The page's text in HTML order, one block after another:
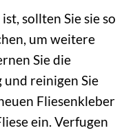
sollten Sie sie so
um weitere
Sie die
und reinigen Sie
Fliesenkleber
ein. Verfugen